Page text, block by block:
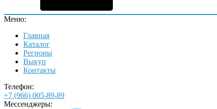
Меню:
Главная
Каталог
Регионы
Выкуп
Контакты
Телефон:
+7 (966) 005-89-89
Мессенджеры: